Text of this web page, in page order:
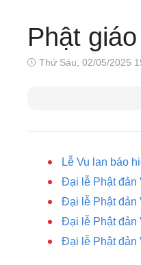
Phật
Thứ Sáu, 02/05/2025
Lễ Vu lan báo
Đại lễ Phật đản
Đại lễ Phật đản
Đại lễ Phật đản
Đại lễ Phật đản